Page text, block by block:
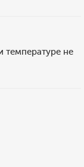
температуре не